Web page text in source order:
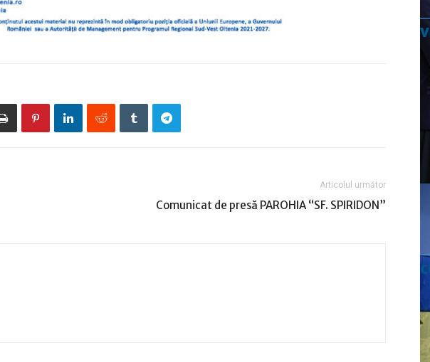
Articolul următor
Comunicat de presă PAROHIA “SF. SPIRIDON”